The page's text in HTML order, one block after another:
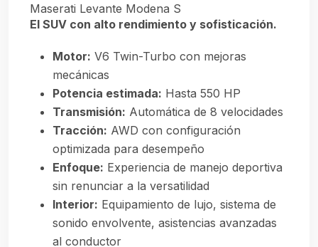
Maserati Levante Modena S
El SUV con alto rendimiento y sofisticación.
Motor: V6 Twin-Turbo con mejoras
mecánicas
Potencia estimada: Hasta 550 HP
Transmisión: Automática de 8 velocidades
Tracción: AWD con configuración
optimizada para desempeño
Enfoque: Experiencia de manejo deportiva
sin renunciar a la versatilidad
Interior: Equipamiento de lujo, sistema de
sonido envolvente, asistencias avanzadas
al conductor